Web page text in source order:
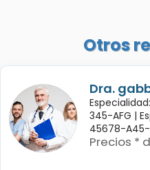
Otros
Dra.
345-AFG |
45678-A45-
Precios *